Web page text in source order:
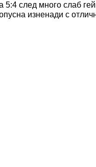
5:4 след много слаб
изненади с